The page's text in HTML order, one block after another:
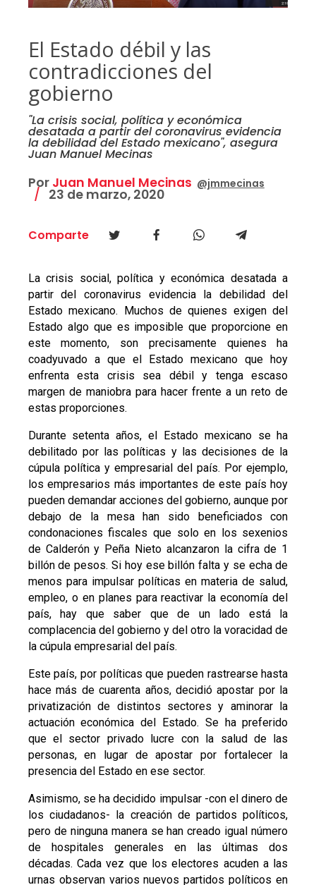
El Estado débil y las
contradicciones del
gobierno
"La crisis social, política y económica
desatada a partir del coronavirus evidencia
la debilidad del Estado mexicano", asegura
Juan Manuel Mecinas
Por Juan Manuel Mecinas @jmmecinas
23 de marzo, 2020
Comparte
La crisis social, política y económica desatada a
partir del coronavirus evidencia la debilidad del
Estado mexicano. Muchos de quienes exigen del
Estado algo que es imposible que proporcione en
este momento, son precisamente quienes ha
coadyuvado a que el Estado mexicano que hoy
enfrenta esta crisis sea débil y tenga escaso
margen de maniobra para hacer frente a un reto de
estas proporciones.
Durante setenta años, el Estado mexicano se ha
debilitado por las políticas y las decisiones de la
cúpula política y empresarial del país. Por ejemplo,
los empresarios más importantes de este país hoy
pueden demandar acciones del gobierno, aunque por
debajo de la mesa han sido beneficiados con
condonaciones fiscales que solo en los sexenios
de Calderón y Peña Nieto alcanzaron la cifra de 1
billón de pesos. Si hoy ese billón falta y se echa de
menos para impulsar políticas en materia de salud,
empleo, o en planes para reactivar la economía del
país, hay que saber que de un lado está la
complacencia del gobierno y del otro la voracidad de
la cúpula empresarial del país.
Este país, por políticas que pueden rastrearse hasta
hace más de cuarenta años, decidió apostar por la
privatización de distintos sectores y aminorar la
actuación económica del Estado. Se ha preferido
que el sector privado lucre con la salud de las
personas, en lugar de apostar por fortalecer la
presencia del Estado en ese sector.
Asimismo, se ha decidido impulsar -con el dinero de
los ciudadanos- la creación de partidos políticos,
pero de ninguna manera se han creado igual número
de hospitales generales en las últimas dos
décadas. Cada vez que los electores acuden a las
urnas observan varios nuevos partidos políticos en